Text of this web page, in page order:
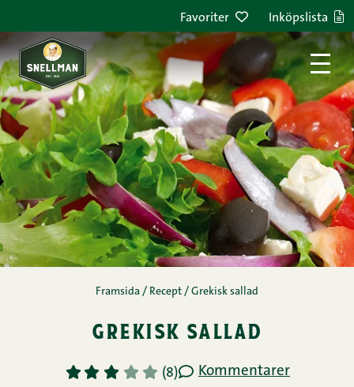
Favoriter Inköpslista
Framsida / Recept / Grekisk sallad
grekisk sallad
1 2 3 4 5 (8) Kommentarer